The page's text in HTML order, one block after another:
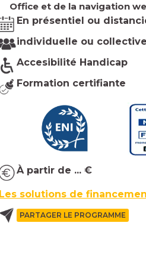
Office et de la navigation
En présentiel ou
individuelle ou collective
Accesibilité Handicap
Formation certifiante
À partir de ... €
Les solutions de
PARTAGER LE PROGRAMME